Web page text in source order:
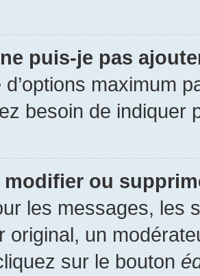
puis-je pas
maximum
besoin de indiquer
modifier ou
les messages, les
original, un
sur le bouton